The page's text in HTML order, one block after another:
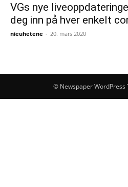
VGs nye
deg inn på hver enkelt
nieuhetene - 20. mars 2020
© Newspaper WordPress